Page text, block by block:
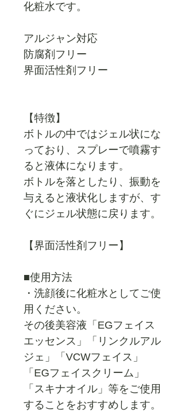
化粧水です。
アルジャン対応
防腐剤フリー
界面活性剤フリー
【特徴】
ボトルの中ではジェル状にな
っており、スプレーで噴霧す
ると液体になります。
ボトルを落としたり、振動を
与えると液状化しますが、す
ぐにジェル状態に戻ります。
【界面活性剤フリー】
■使用方法
・洗顔後に化粧水としてご使
用ください。
その後美容液「EGフェイス
エッセンス」「リンクルアル
ジェ」「VCWフェイス」
「EGフェイスクリーム」
「スキナオイル」等をご使用
することをおすすめします。